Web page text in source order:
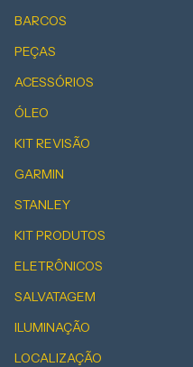
BARCOS
PEÇAS
ACESSÓRIOS
ÓLEO
KIT REVISÃO
GARMIN
STANLEY
KIT PRODUTOS
ELETRÔNICOS
SALVATAGEM
ILUMINAÇÃO
LOCALIZAÇÃO